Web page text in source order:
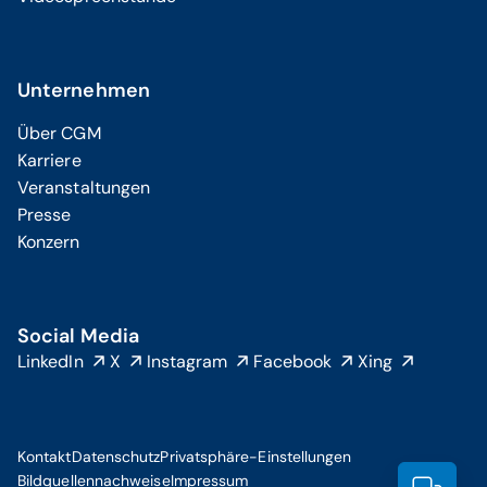
Unternehmen
Über CGM
Karriere
Veranstaltungen
Presse
Konzern
Social Media
LinkedIn X Instagram Facebook Xing
KontaktDatenschutzPrivatsphäre-Einstellungen
BildquellennachweiseImpressum